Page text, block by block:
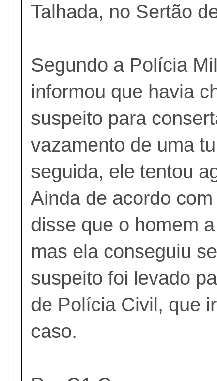
Talhada, no Sertão
Segundo a Polícia
informou que havia
suspeito para
vazamento de uma
seguida, ele tentou
Ainda de acordo
disse que o homem
mas ela conseguiu
suspeito foi levado
de Polícia Civil, que
caso.